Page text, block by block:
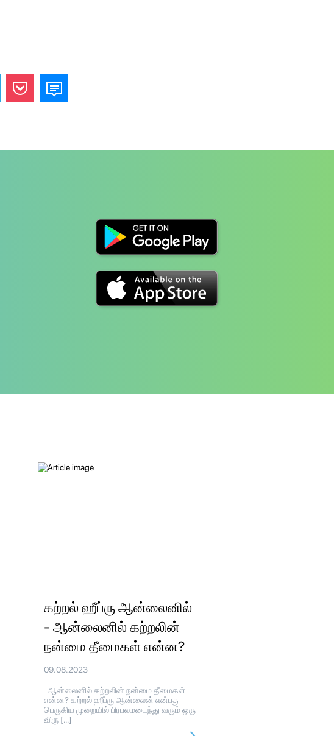
கற்றல் ஹீப்ரு ஆன்லைனில்
- ஆன்லைனில் கற்றலின்
நன்மை தீமைகள் என்ன?
09.08.2023
ஆன்லைனில் கற்றலின் நன்மை தீமைகள்
என்ன? கற்றல் ஹீப்ரு ஆன்லைன் என்பது
பெருகிய முறையில் பிரபலமடைந்து வரும் ஒரு
விரு […]